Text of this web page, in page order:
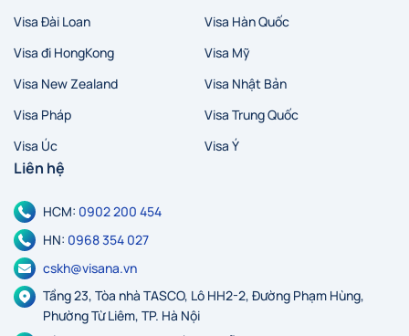
Visa Đài Loan
Visa Hàn Quốc
Visa đi HongKong
Visa Mỹ
Visa New Zealand
Visa Nhật Bản
Visa Pháp
Visa Trung Quốc
Visa Úc
Visa Ý
Liên hệ
HCM: 0902 200 454
HN: 0968 354 027
cskh@visana.vn
Tầng 23, Tòa nhà TASCO, Lô HH2-2, Đường Phạm Hùng,
Phường Từ Liêm, TP. Hà Nội